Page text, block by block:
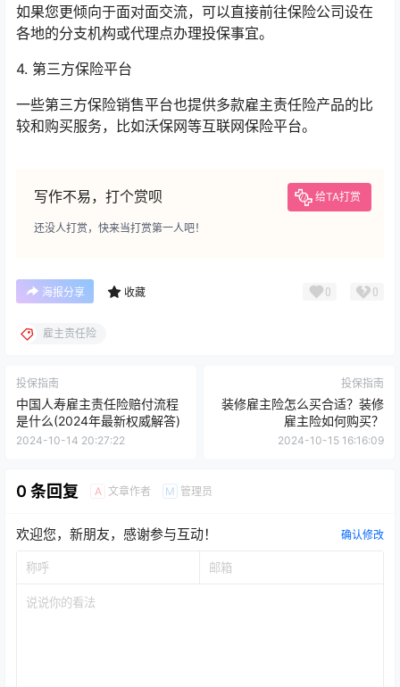
如果您更倾向于面对面交流，可以直接前往保险公司设在
各地的分支机构或代理点办理投保事宜。
4. 第三方保险平台
一些第三方保险销售平台也提供多款雇主责任险产品的比
较和购买服务，比如沃保网等互联网保险平台。
写作不易，打个赏呗 给TA打赏
还没人打赏，快来当打赏第一人吧！
海报分享 收藏 0 0
雇主责任险
投保指南
中国人寿雇主责任险赔付流程
是什么(2024年最新权威解答)
2024-10-14 20:27:22
投保指南
装修雇主险怎么买合适？装修
雇主险如何购买？
2024-10-15 16:16:09
0 条回复 A 文章作者 M 管理员
欢迎您，新朋友，感谢参与互动！ 确认修改